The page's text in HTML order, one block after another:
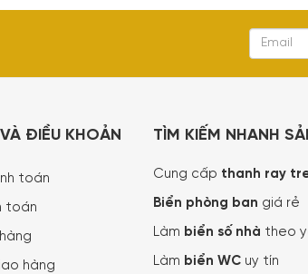
ĐIỀU KHOẢN
toán
toán
hàng
TÌM KIẾM NHANH
Cung cấp thanh ray
Biển phòng ban giá rẻ
Làm biển số nhà theo
Làm biển WC uy tín